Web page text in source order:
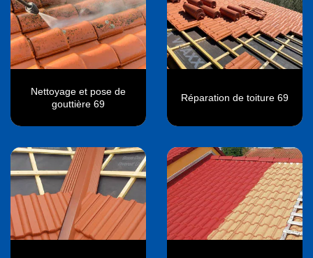
Nettoyage et pose de
gouttière 69
Réparation de toiture 69